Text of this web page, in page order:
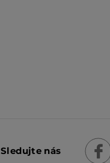
Sledujte nás